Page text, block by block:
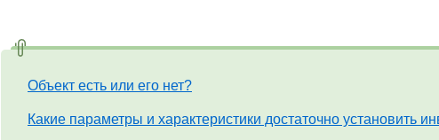
Объект есть или его нет?
Какие параметры и характеристики достаточно установить